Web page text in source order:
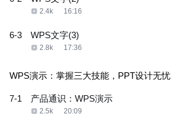
2.4k 16:16
6-3 WPS文字(3)
2.8k 17:36
WPS演示：掌握三大技能，PPT设计无忧
7-1 产品通识：WPS演示
2.5k 20:09